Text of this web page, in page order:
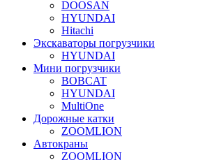
DOOSAN
HYUNDAI
Hitachi
Экскаваторы погрузчики
HYUNDAI
Мини погрузчики
BOBCAT
HYUNDAI
MultiOne
Дорожные катки
ZOOMLION
Автокраны
ZOOMLION